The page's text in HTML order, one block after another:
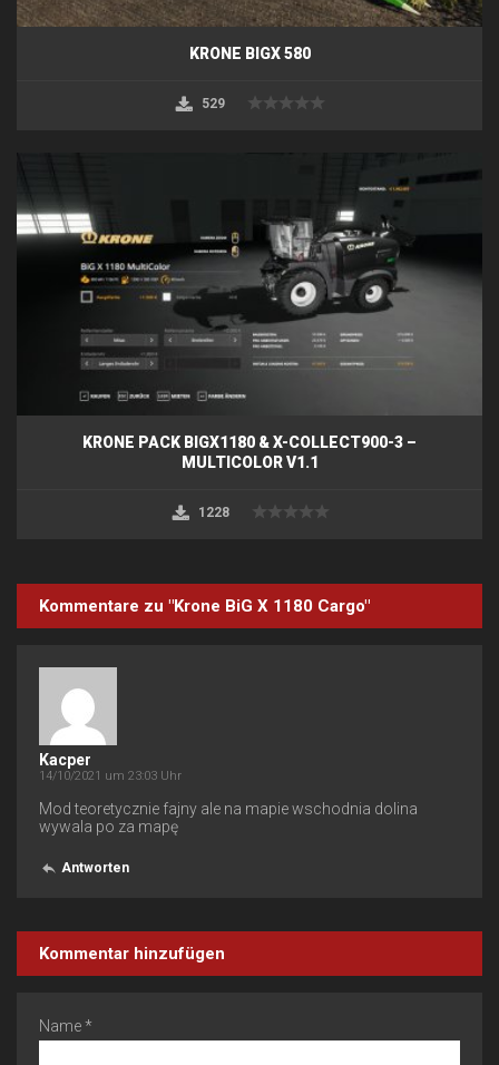
KRONE BIGX 580
529
KRONE PACK BIGX1180 & X-COLLECT900-3 –
MULTICOLOR V1.1
1228
Kommentare zu "Krone BiG X 1180 Cargo"
Kacper
14/10/2021 um 23:03 Uhr
Mod teoretycznie fajny ale na mapie wschodnia dolina
wywala po za mapę
Antworten
Kommentar hinzufügen
Name *